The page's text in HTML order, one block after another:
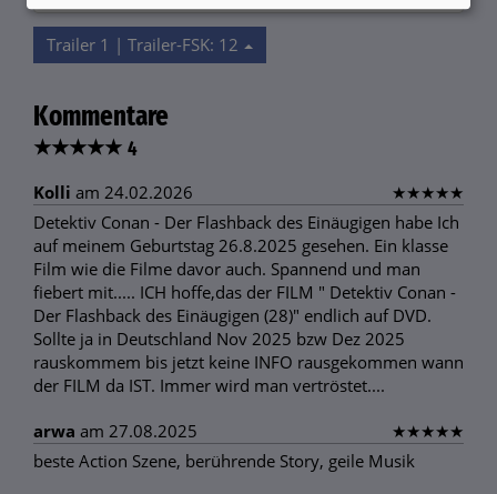
Trailer 1 | Trailer-FSK: 12
Kommentare
★★★★★ 4
Kolli am 24.02.2026 ★★★★★
Detektiv Conan - Der Flashback des Einäugigen habe Ich
auf meinem Geburtstag 26.8.2025 gesehen. Ein klasse
Film wie die Filme davor auch. Spannend und man
fiebert mit..... ICH hoffe,das der FILM " Detektiv Conan -
Der Flashback des Einäugigen (28)" endlich auf DVD.
Sollte ja in Deutschland Nov 2025 bzw Dez 2025
rauskommem bis jetzt keine INFO rausgekommen wann
der FILM da IST. Immer wird man vertröstet....
arwa am 27.08.2025 ★★★★★
beste Action Szene, berührende Story, geile Musik